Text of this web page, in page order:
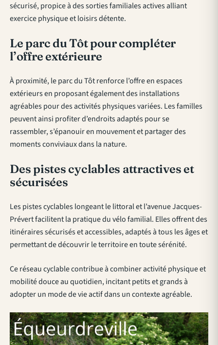
sécurisé, propice à des sorties familiales actives alliant
exercice physique et loisirs détente.
Le parc du Tôt pour compléter
l’offre extérieure
À proximité, le parc du Tôt renforce l’offre en espaces
extérieurs en proposant également des installations
agréables pour des activités physiques variées. Les familles
peuvent ainsi profiter d’endroits adaptés pour se
rassembler, s’épanouir en mouvement et partager des
moments conviviaux dans la nature.
Des pistes cyclables attractives et
sécurisées
Les pistes cyclables longeant le littoral et l’avenue Jacques-
Prévert facilitent la pratique du vélo familial. Elles offrent des
itinéraires sécurisés et accessibles, adaptés à tous les âges et
permettant de découvrir le territoire en toute sérénité.
Ce réseau cyclable contribue à combiner activité physique et
mobilité douce au quotidien, incitant petits et grands à
adopter un mode de vie actif dans un contexte agréable.